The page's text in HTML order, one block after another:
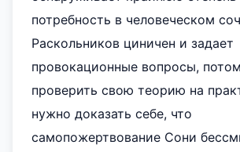
потребность в человеческом
Раскольников циничен и задает
провокационные вопросы,
проверить свою теорию на
нужно доказать себе, что
самопожертвование Сони